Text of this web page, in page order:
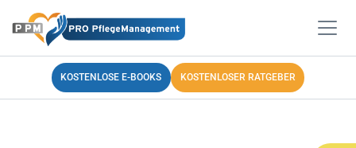
KOSTENLOSE E-BOOKS KOSTENLOSER RATGEBER